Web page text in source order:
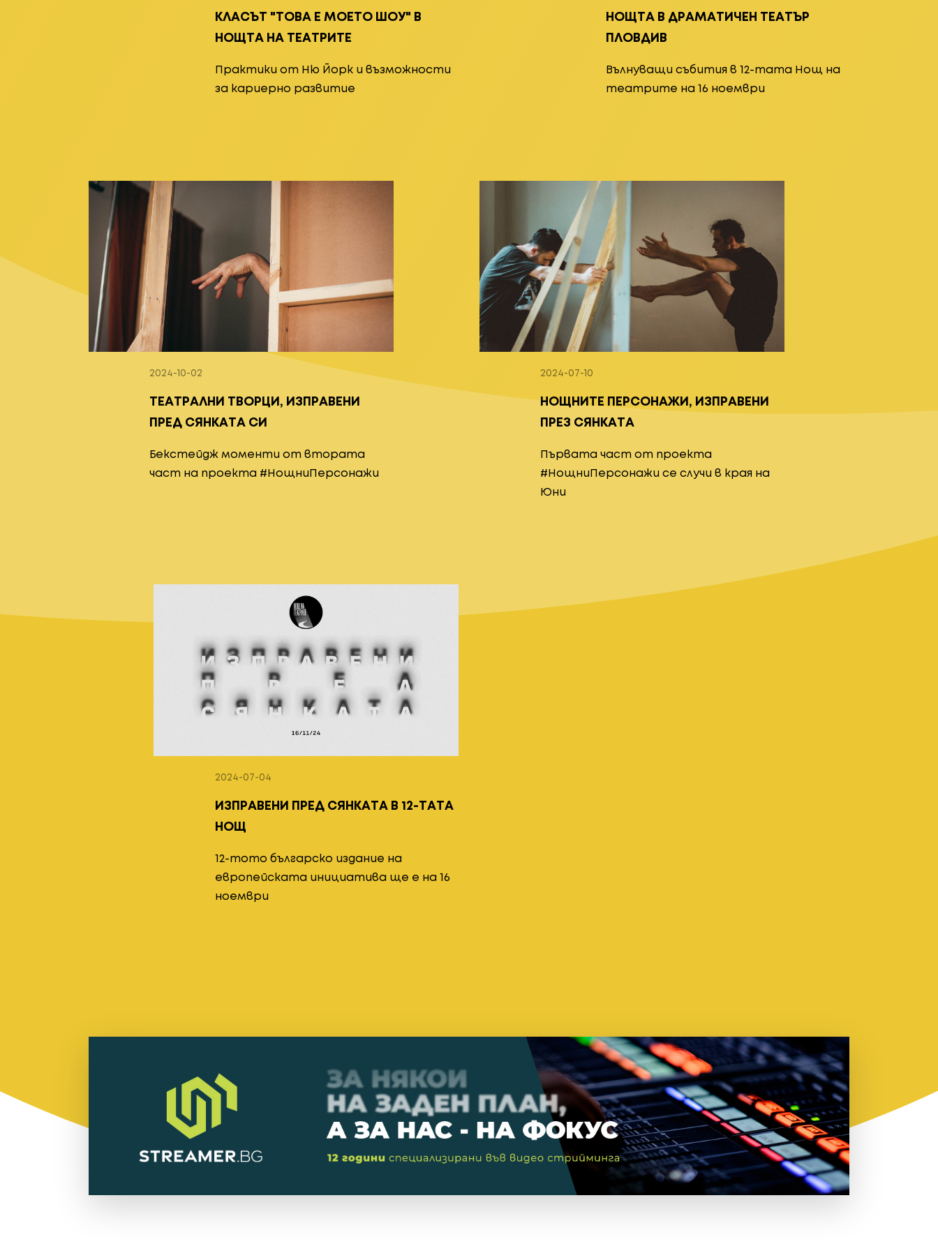
КЛАСЪТ "ТОВА Е МОЕТО ШОУ" В
НОЩТА НА ТЕАТРИТЕ
Практики от Ню Йорк и възможности
за кариерно развитие
НОЩТА В ДРАМАТИЧЕН ТЕАТЪР
ПЛОВДИВ
Вълнуващи събития в 12-тата Нощ на
театрите на 16 ноември
2024-10-02
ТЕАТРАЛНИ ТВОРЦИ, ИЗПРАВЕНИ
ПРЕД СЯНКАТА СИ
Бекстейдж моменти от втората
част на проекта #НощниПерсонажи
2024-07-10
НОЩНИТЕ ПЕРСОНАЖИ, ИЗПРАВЕНИ
ПРЕЗ СЯНКАТА
Първата част от проекта
#НощниПерсонажи се случи в края на
Юни
2024-07-04
ИЗПРАВЕНИ ПРЕД СЯНКАТА В 12-ТАТА
НОЩ
12-тото българско издание на
европейската инициатива ще е на 16
ноември